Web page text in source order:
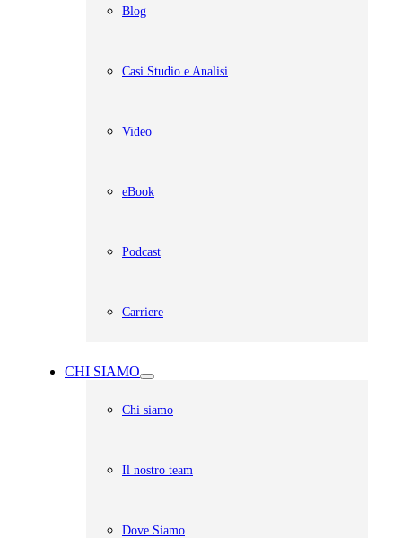
Blog
Casi Studio e Analisi
Video
eBook
Podcast
Carriere
CHI SIAMO
Chi siamo
Il nostro team
Dove Siamo